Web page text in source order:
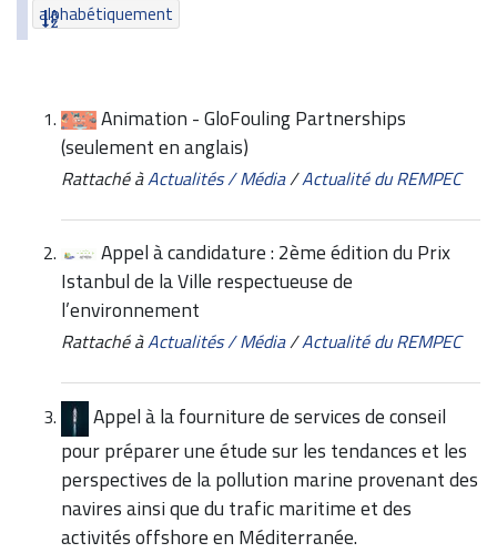
alphabétiquement
Animation - GloFouling Partnerships
(seulement en anglais)
Rattaché àActualités / Média/Actualité du REMPEC
Appel à candidature : 2ème édition du Prix
Istanbul de la Ville respectueuse de
l’environnement
Rattaché àActualités / Média/Actualité du REMPEC
Appel à la fourniture de services de conseil
pour préparer une étude sur les tendances et les
perspectives de la pollution marine provenant des
navires ainsi que du trafic maritime et des
activités offshore en Méditerranée.